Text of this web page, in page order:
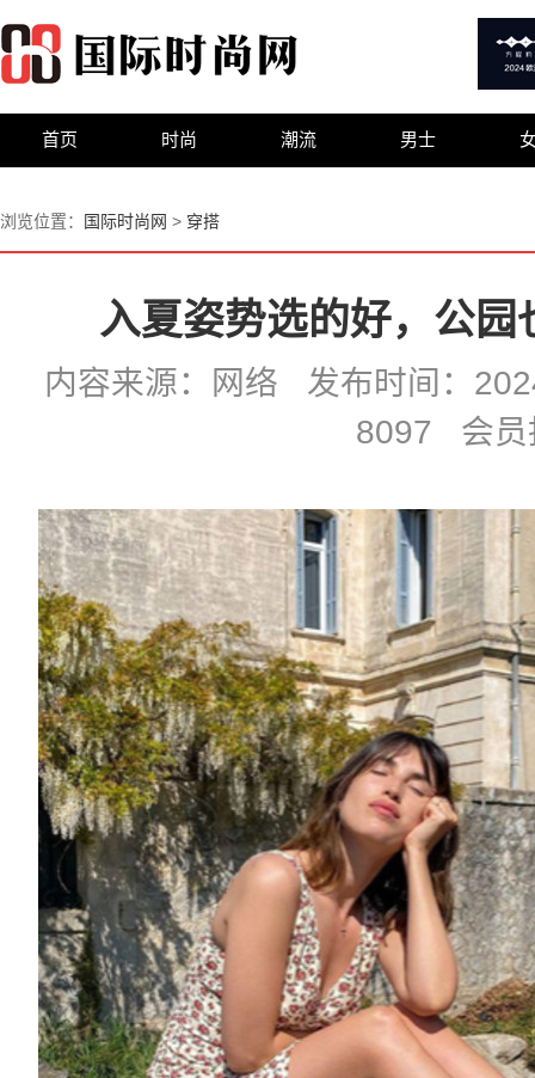
首页 时尚 潮流 男士
浏览位置： 国际时尚网 > 穿搭
入夏姿势选的好，公园
内容来源：网络 发布时间：
8097 会员